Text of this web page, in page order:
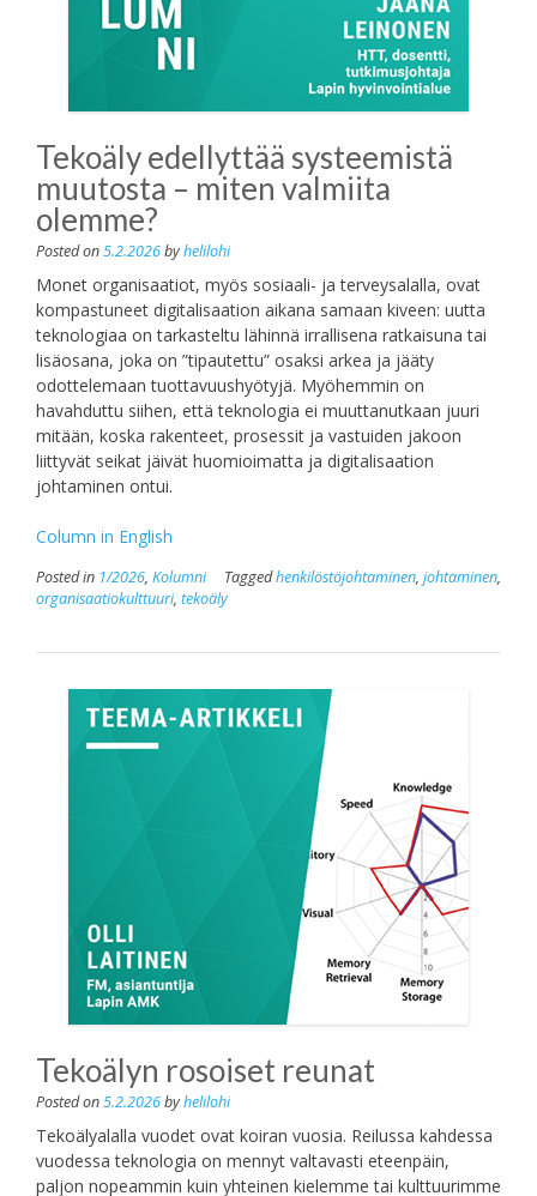
Tekoäly edellyttää systeemistä
muutosta – miten valmiita
olemme?
Posted on5.2.2026byhelilohi
Monet organisaatiot, myös sosiaali- ja terveysalalla, ovat
kompastuneet digitalisaation aikana samaan kiveen: uutta
teknologiaa on tarkasteltu lähinnä irrallisena ratkaisuna tai
lisäosana, joka on ”tipautettu” osaksi arkea ja jääty
odottelemaan tuottavuushyötyjä. Myöhemmin on
havahduttu siihen, että teknologia ei muuttanutkaan juuri
mitään, koska rakenteet, prosessit ja vastuiden jakoon
liittyvät seikat jäivät huomioimatta ja digitalisaation
johtaminen ontui.
Column in English
Posted in 1/2026, Kolumni Taggedhenkilöstöjohtaminen, johtaminen,
organisaatiokulttuuri, tekoäly
Tekoälyn rosoiset reunat
Posted on5.2.2026byhelilohi
Tekoälyalalla vuodet ovat koiran vuosia. Reilussa kahdessa
vuodessa teknologia on mennyt valtavasti eteenpäin,
paljon nopeammin kuin yhteinen kielemme tai kulttuurimme